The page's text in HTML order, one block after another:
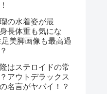
の水着姿が最
長体重も気にな
足美脚画像も最高過
はステロイドの常
アウトデラックス
名言がヤバイ！？